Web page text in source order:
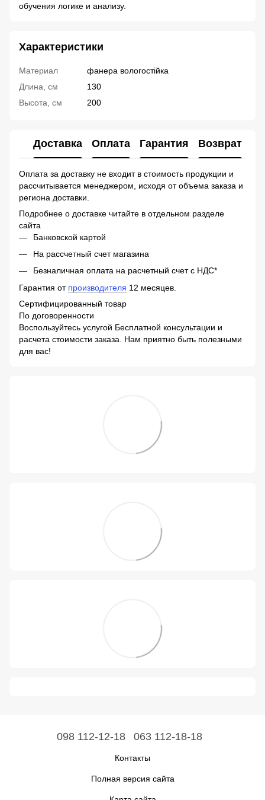
обучения логике и анализу.
Характеристики
Материал
фанера вологостійка
Длина, см
130
Высота, см
200
Доставка Оплата Гарантия Возврат
Оплата за доставку не входит в стоимость продукции и
рассчитывается менеджером, исходя от объема заказа и
региона доставки.
Подробнее о доставке читайте в отдельном разделе
сайта
Банковской картой
На рассчетный счет магазина
Безналичная оплата на расчетный счет с НДС*
Гарантия от производителя 12 месяцев.
Сертифицированный товар
По договоренности
Воспользуйтесь услугой Бесплатной консультации и
расчета стоимости заказа. Нам приятно быть полезными
для вас!
098 112-12-18 063 112-18-18
Контакты
Полная версия сайта